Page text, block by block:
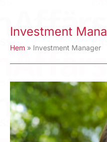
Investment
Hem Investment Manager